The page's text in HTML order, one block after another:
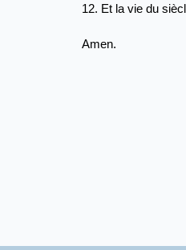
12. Et la vie du
Amen.